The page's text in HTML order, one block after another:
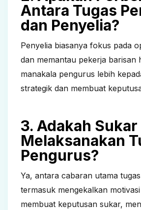
Antara Tugas
dan Penyelia?
Penyelia biasanya fokus pada
dan memantau pekerja barisan
manakala pengurus lebih
strategik dan membuat
3. Adakah Sukar
Melaksanakan
Pengurus?
Ya, antara cabaran utama
termasuk mengekalkan
membuat keputusan sukar,